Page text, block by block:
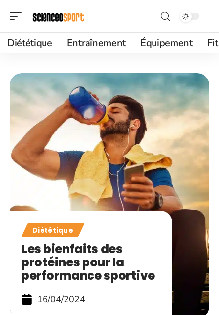
Diététique Entraînement Équipement
Diététique
Les bienfaits des
protéines pour la
performance sportive
16/04/2024